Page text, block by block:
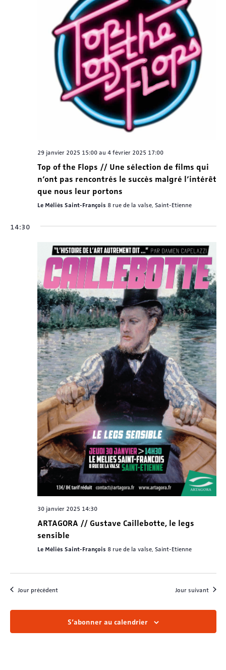
29 janvier 2025 15:00au 4 février 2025 17:00
Top of the Flops // Une sélection de films qui
n’ont pas rencontrés le succès malgré l’intérêt
que nous leur portons
Le Méliès Saint-François 8 rue de la valse, Saint-Etienne
14:30
30 janvier 2025 14:30
ARTAGORA // Gustave Caillebotte, le legs
sensible
Le Méliès Saint-François 8 rue de la valse, Saint-Etienne
Jour précédent Jour suivant
S’abonner au calendrier